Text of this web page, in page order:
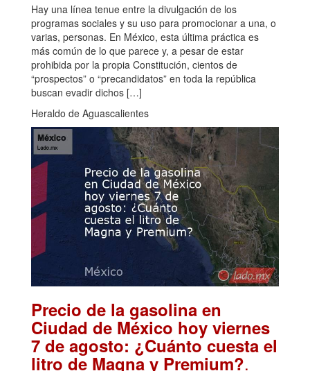
Hay una línea tenue entre la divulgación de los
programas sociales y su uso para promocionar a una, o
varias, personas. En México, esta última práctica es
más común de lo que parece y, a pesar de estar
prohibida por la propia Constitución, cientos de
“prospectos” o “precandidatos” en toda la república
buscan evadir dichos […]
Heraldo de Aguascalientes
Precio de la gasolina en
Ciudad de México hoy viernes
7 de agosto: ¿Cuánto cuesta el
litro de Magna y Premium?.